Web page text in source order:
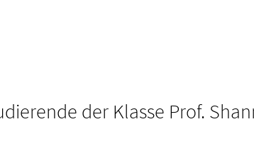
der Klasse Prof.